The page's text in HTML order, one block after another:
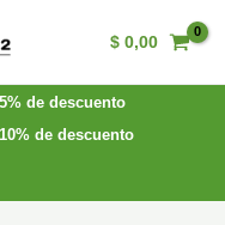
$ 0,00
de descuento
de descuento